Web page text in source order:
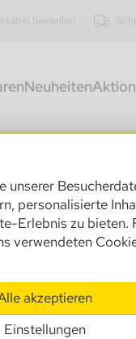
unserer
personalisierte
Erlebnis zu bieten.
verwendeten
akzeptieren
Einstellungen
bestellen
Neuheiten